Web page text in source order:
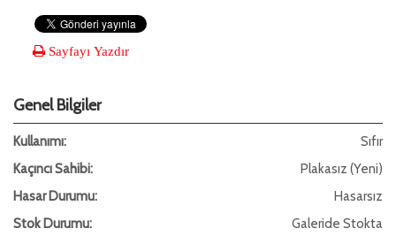
Sayfayı Yazdır
Genel Bilgiler
Kullanımı:
Sıfır
Kaçıncı Sahibi:
Plakasız (Yeni)
Hasar Durumu:
Hasarsız
Stok Durumu:
Galeride Stokta